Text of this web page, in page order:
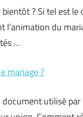
? Si tel est
du
…
mariage ?
utilisé